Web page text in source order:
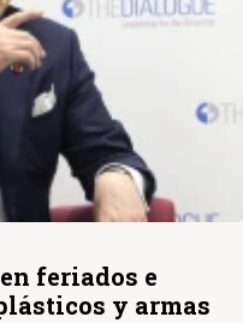
feriados e
y armas